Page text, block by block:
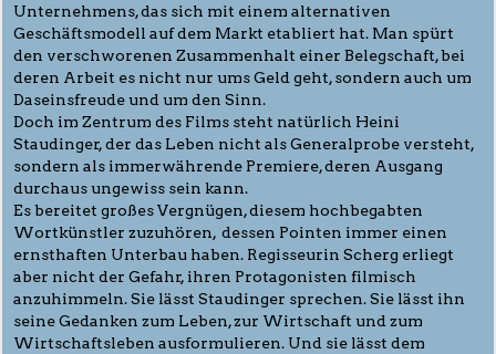
Unternehmens, das sich mit einem alternativen
Geschäftsmodell auf dem Markt etabliert hat. Man spürt
den verschworenen Zusammenhalt einer Belegschaft, bei
deren Arbeit es nicht nur ums Geld geht, sondern auch um
Daseinsfreude und um den Sinn.
Doch im Zentrum des Films steht natürlich Heini
Staudinger, der das Leben nicht als Generalprobe versteht,
sondern als immerwährende Premiere, deren Ausgang
durchaus ungewiss sein kann.
Es bereitet großes Vergnügen, diesem hochbegabten
Wortkünstler zuzuhören, dessen Pointen immer einen
ernsthaften Unterbau haben. Regisseurin Scherg erliegt
aber nicht der Gefahr, ihren Protagonisten filmisch
anzuhimmeln. Sie lässt Staudinger sprechen. Sie lässt ihn
seine Gedanken zum Leben, zur Wirtschaft und zum
Wirtschaftsleben ausformulieren. Und sie lässt dem